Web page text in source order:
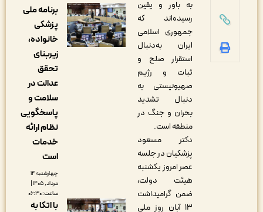
به باور و یقین
رسیده‌اند که
جمهوری اسلامی
ایران به‌دنبال
استقرار صلح و
ثبات و رژیم
صهیونیستی به
دنبال تشدید
بحران و جنگ در
منطقه است.
دکتر مسعود
پزشکیان در جلسه
عصر امروز یکشنبه
هیئت دولت،
ضمن گرامیداشت
۱۳ آبان روز ملی
برنامه ملی
پزشکی
خانواده،
عدالت در
سلامت و
پاسخگویی
نظام ارائه
چهارشنبه ۱۴
مرداد, ۱۴۰۵ |
با اتکا به